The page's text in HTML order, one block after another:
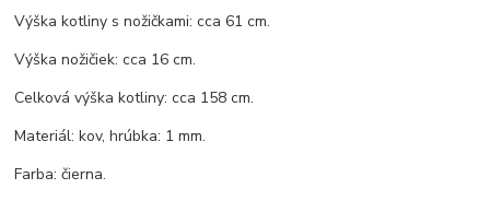
Výška kotliny s nožičkami: cca 61 cm.
Výška nožičiek: cca 16 cm.
Celková výška kotliny: cca 158 cm.
Materiál: kov, hrúbka: 1 mm.
Farba: čierna.